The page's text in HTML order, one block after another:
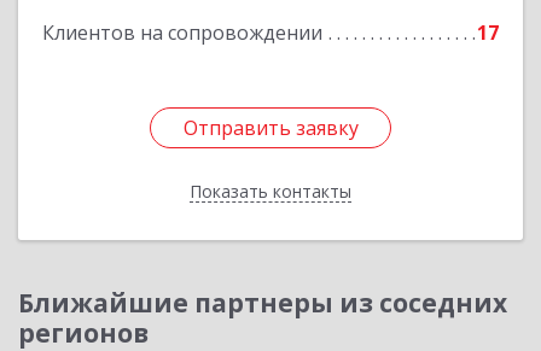
Клиентов на сопровождении 17
Отправить заявку
Показать контакты
Отправить заявку
Назад
Ближайшие партнеры из соседних
регионов